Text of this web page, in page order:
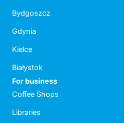
Bydgoszcz
Gdynia
Kielce
Białystok
For business
Coffee Shops
Libraries